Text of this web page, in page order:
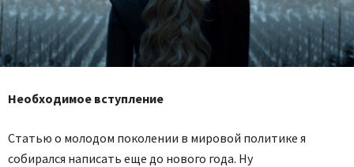
Необходимое вступление
Статью о молодом поколении в мировой политике я
собирался написать еще до нового года. Ну